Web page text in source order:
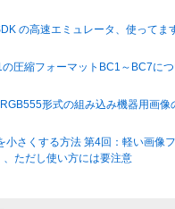
の高速エミュレータ、使ってま
の圧縮フォーマットBC1～BC7につ
形式の組み込み機器用画像
小さくする方法 第4回：軽い画像
、ただし使い方には要注意